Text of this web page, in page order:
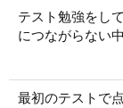
テスト勉強をし
につながらない
最初のテストで